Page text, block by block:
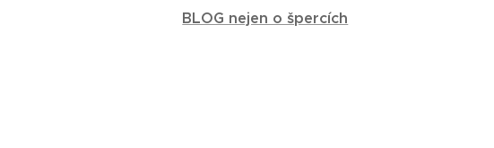
BLOG nejen o špercích